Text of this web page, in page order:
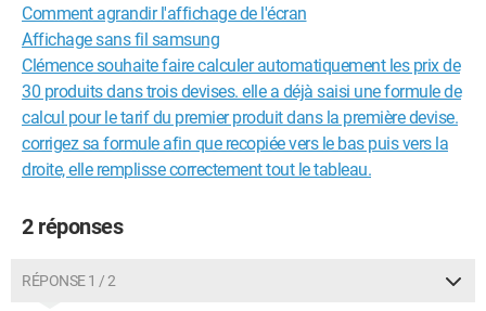
Comment agrandir l'affichage de l'écran
Affichage sans fil samsung
Clémence souhaite faire calculer automatiquement les prix de
30 produits dans trois devises. elle a déjà saisi une formule de
calcul pour le tarif du premier produit dans la première devise.
corrigez sa formule afin que recopiée vers le bas puis vers la
droite, elle remplisse correctement tout le tableau.
2 réponses
RÉPONSE 1 / 2